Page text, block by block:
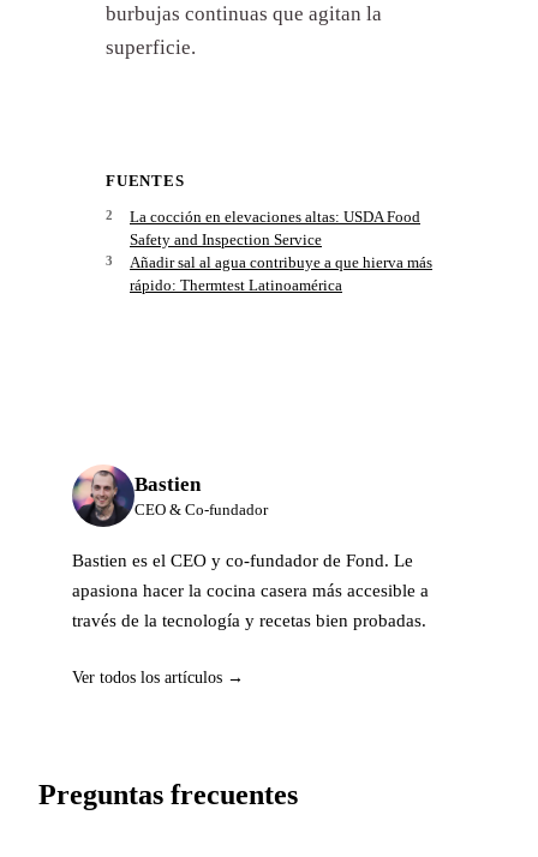
burbujas continuas que agitan la
superficie.
FUENTES
La cocción en elevaciones altas: USDA Food
Safety and Inspection Service
Añadir sal al agua contribuye a que hierva más
rápido: Thermtest Latinoamérica
Bastien
CEO & Co-fundador
Bastien es el CEO y co-fundador de Fond. Le
apasiona hacer la cocina casera más accesible a
través de la tecnología y recetas bien probadas.
Ver todos los artículos →
Preguntas frecuentes